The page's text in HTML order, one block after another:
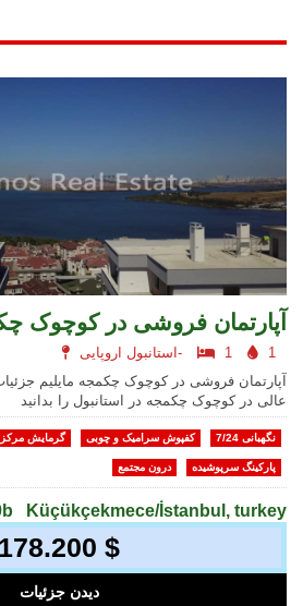
آپارتمان فروشی در کوچوک
استانبول اروپایی- 1
1
آپارتمان فروشی در کوچوک چکمجه مایلیم
عالی در کوچوک چکمجه در استانبول را بدانید
گرمایش کفپوش سرامیک و چوبی نگهبانی 7/24
درون مجتمع پارکینگ سرپوشیده
Küçükçekmece/İstanbul, turkey
178.200 $
دیدن جزئیات